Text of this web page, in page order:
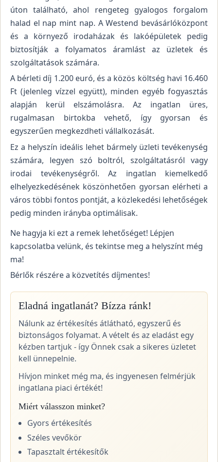
úton található, ahol rengeteg gyalogos forgalom
halad el nap mint nap. A Westend bevásárlóközpont
és a környező irodaházak és lakóépületek pedig
biztosítják a folyamatos áramlást az üzletek és
szolgáltatások számára.
A bérleti díj 1.200 euró, és a közös költség havi 16.460
Ft (jelenleg vízzel együtt), minden egyéb fogyasztás
alapján kerül elszámolásra. Az ingatlan üres,
rugalmasan birtokba vehető, így gyorsan és
egyszerűen megkezdheti vállalkozását.
Ez a helyszín ideális lehet bármely üzleti tevékenység
számára, legyen szó boltról, szolgáltatásról vagy
irodai tevékenységről. Az ingatlan kiemelkedő
elhelyezkedésének köszönhetően gyorsan elérheti a
város többi fontos pontját, a közlekedési lehetőségek
pedig minden irányba optimálisak.
Ne hagyja ki ezt a remek lehetőséget! Lépjen
kapcsolatba velünk, és tekintse meg a helyszínt még
ma!
Bérlők részére a közvetítés díjmentes!
Eladná ingatlanát? Bízza ránk!
Nálunk az értékesítés átlátható, egyszerű és
biztonságos folyamat. A vételt és az eladást egy
kézben tartjuk - így Önnek csak a sikeres üzletet
kell ünnepelnie.
Hívjon minket még ma, és ingyenesen felmérjük
ingatlana piaci értékét!
Miért válasszon minket?
Gyors értékesítés
Széles vevőkör
Tapasztalt értékesítők